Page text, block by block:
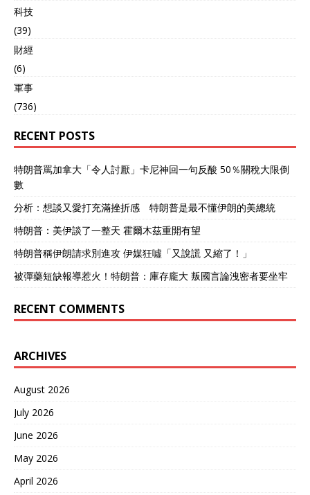
科技
(39)
財經
(6)
軍事
(736)
RECENT POSTS
特朗普罵加拿大「令人討厭」卡尼神回一句反酸 50％關稅大限倒
數
分析：想談又愛打充滿挫折感 特朗普是最不懂伊朗的美總統
特朗普：美伊談了一整天 霍爾木茲重開有望
特朗普稱伊朗請求別進攻 伊媒狂噓「又說謊 又縮了！」
被彈藥短缺報導惹火！特朗普：庫存龐大 叛國言論洩密者要坐牢
RECENT COMMENTS
ARCHIVES
August 2026
July 2026
June 2026
May 2026
April 2026